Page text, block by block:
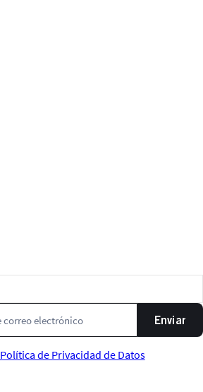
Enviar
Política de Privacidad de Datos